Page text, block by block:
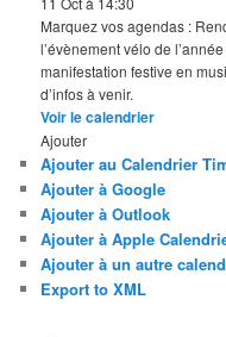
Marquez vos agendas :
l’évènement vélo de
manifestation festive en
d’infos à venir.
Voir le calendrier
Ajouter
Ajouter au Calendrier
Ajouter à Google
Ajouter à Outlook
Ajouter à Apple
Ajouter à un autre
Export to XML